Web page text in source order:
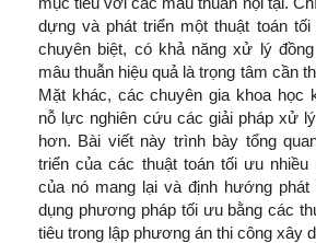
dựng và phát triển một thuật toán
chuyên biệt, có khả năng xử lý
mâu thuẫn hiệu quả là trọng tâm cần
Mặt khác, các chuyên gia khoa học
nỗ lực nghiên cứu các giải pháp xử
hơn. Bài viết này trình bày tổng
triển của các thuật toán tối ưu
của nó mang lại và định hướng
dụng phương pháp tối ưu bằng các
tiêu trong lập phương án thi công xây